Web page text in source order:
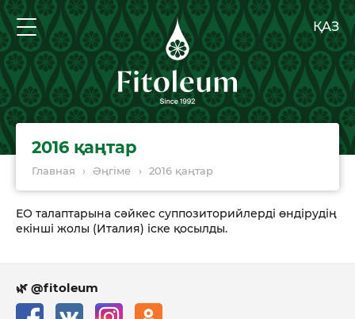
ҚАЗ
Главная › Әңгіме › 2016 қаңтар
2016 қаңтар
ЕО талаптарына сәйкес суппозиторийлерді өндірудің
екінші жолы (Италия) іске қосылды.
🌿 @fitoleum